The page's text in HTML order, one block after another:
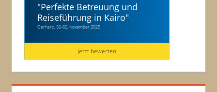
"Perfekte Betreuung und
Reiseführung in Kairo"
Gerhard, 56-60, November 2025
Jetzt bewerten